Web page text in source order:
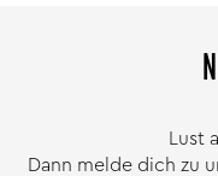
Lust
Dann melde dich zu